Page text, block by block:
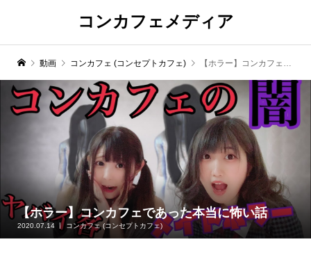
コンカフェメディア
動画 コンカフェ (コンセプトカフェ) 【ホラー】コンカフェであった本当に怖い話
【ホラー】コンカフェであった本当に怖い話
2020.07.14 コンカフェ (コンセプトカフェ)